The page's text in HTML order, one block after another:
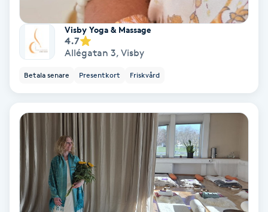
Hatha Yoga
Headspa
Herrklippning
HIFU
Hollywood Peel
Visby Yoga & Massage
4.7
Allégatan 3, Visby
Betala senare Presentkort Friskvård